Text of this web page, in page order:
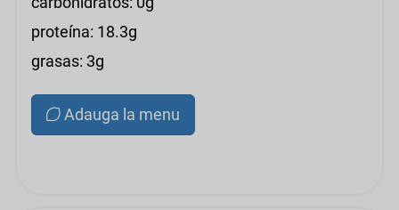
proteína: 18.3g
grasas: 3g
Adauga la menu